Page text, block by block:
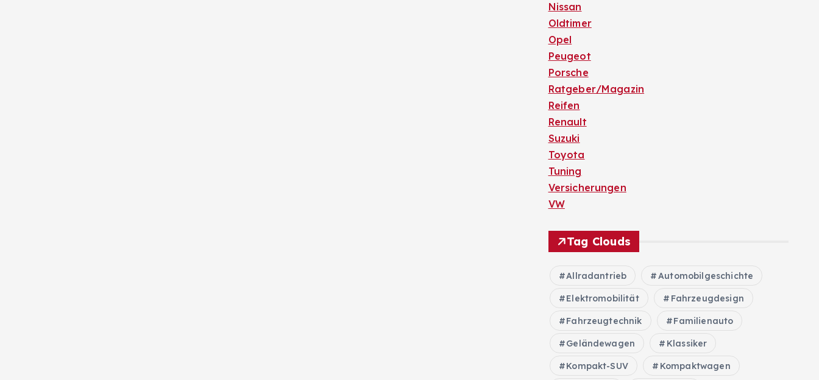
Nissan
Oldtimer
Opel
Peugeot
Porsche
Ratgeber/Magazin
Reifen
Renault
Suzuki
Toyota
Tuning
Versicherungen
VW
Tag Clouds
Allradantrieb Automobilgeschichte
Elektromobilität Fahrzeugdesign
Fahrzeugtechnik Familienauto
Geländewagen Klassiker
Kompakt-SUV Kompaktwagen